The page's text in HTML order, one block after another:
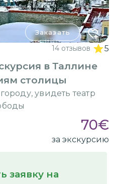
Заказать
14 отзывов 5
в Таллине
столицы
увидеть театр
70€
за экскурсию
заявку на